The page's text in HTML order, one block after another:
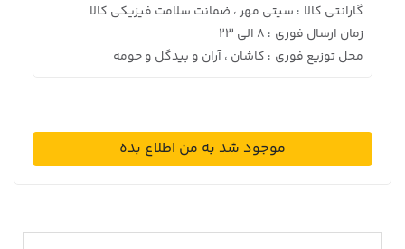
گارانتی کالا : سیتی مهر ، ضمانت سلامت فیزیکی کالا
زمان ارسال فوری : 8 الی 23
محل توزیع فوری : کاشان ، آران و بیدگل و حومه
موجود شد به من اطلاع بده